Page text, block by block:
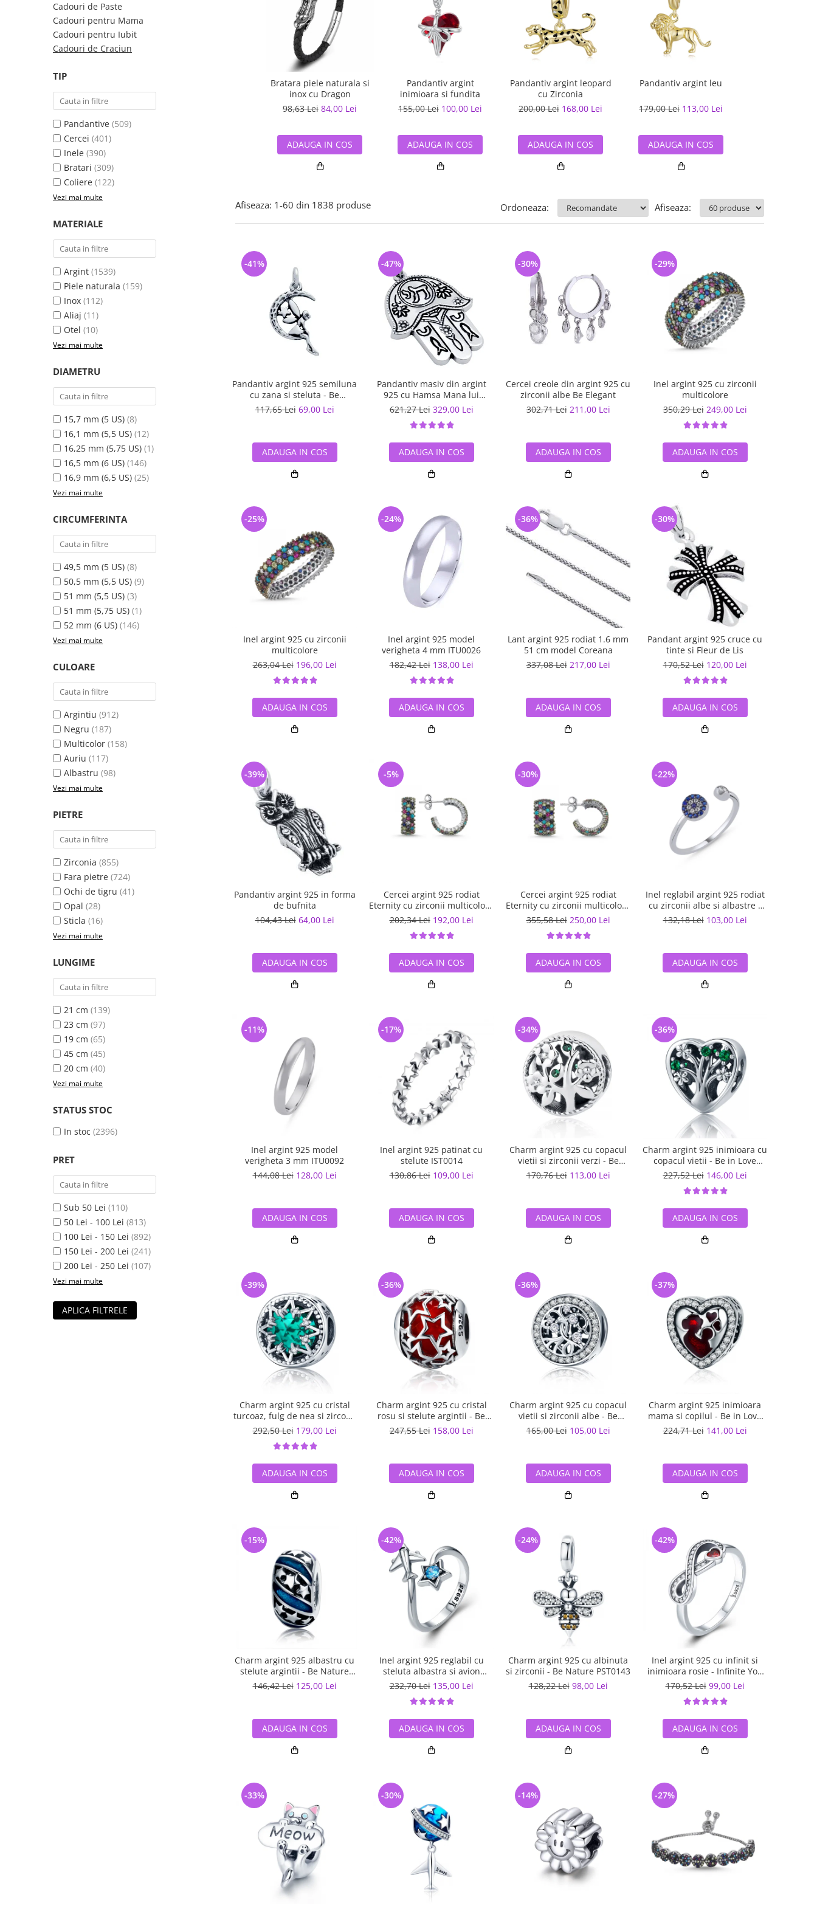
semipretioase
Bijuterii argint placat cu aur
Bijuterii argint cu diverse
Bijuterii argint cu murano
Bijuterii de Lux
Bijuterii gotice si rock
Bijuterii Handmade
Bijuterii fantezie
Casete si cutii de bijuterii
Bijuterii tungsten
Accesorii Piele
Solutii si lavete de curatare
bijuterii argint
Cadouri de Paste
Cadouri pentru Mama
Cadouri pentru Iubit
Cadouri de Craciun
TIP
Pandantive (509)
Cercei (401)
Inele (390)
Bratari (309)
Coliere (122)
Vezi mai multe
MATERIALE
Argint (1539)
Piele naturala (159)
Inox (112)
Aliaj (11)
Otel (10)
Vezi mai multe
DIAMETRU
15,7 mm (5 US) (8)
16,1 mm (5,5 US) (12)
16,25 mm (5,75 US) (1)
16,5 mm (6 US) (146)
16,9 mm (6,5 US) (25)
Vezi mai multe
CIRCUMFERINTA
49,5 mm (5 US) (8)
50,5 mm (5,5 US) (9)
51 mm (5,5 US) (3)
51 mm (5,75 US) (1)
52 mm (6 US) (146)
Vezi mai multe
CULOARE
Argintiu (912)
Negru (187)
Multicolor (158)
Auriu (117)
Albastru (98)
Vezi mai multe
PIETRE
Zirconia (855)
Fara pietre (724)
Ochi de tigru (41)
Opal (28)
Sticla (16)
Vezi mai multe
LUNGIME
21 cm (139)
23 cm (97)
19 cm (65)
45 cm (45)
20 cm (40)
Vezi mai multe
STATUS STOC
In stoc (2396)
PRET
Sub 50 Lei (110)
50 Lei - 100 Lei (813)
100 Lei - 150 Lei (892)
150 Lei - 200 Lei (241)
200 Lei - 250 Lei (107)
Vezi mai multe
APLICA FILTRELE
Bratara piele naturala si
inox cu Dragon
98,63 Lei 84,00 Lei
ADAUGA IN COS
Pandantiv argint
inimioara si fundita
155,00 Lei 100,00 Lei
ADAUGA IN COS
Pandantiv argint leopard
cu Zirconia
200,00 Lei 168,00 Lei
ADAUGA IN COS
Pandantiv argint leu
179,00 Lei 113,00 Lei
ADAUGA IN COS
Afiseaza: 1-60 din 1838 produse Afiseaza:
Ordoneaza:
Pandantiv argint 925 semiluna
cu zana si steluta - Be
Fantastic PSX0560
117,65 Lei 69,00 Lei
-41%
ADAUGA IN COS
Pandantiv masiv din argint
925 cu Hamsa Mana lui
Fatima
621,27 Lei 329,00 Lei
-47%
ADAUGA IN COS
Cercei creole din argint 925 cu
zirconii albe Be Elegant
302,71 Lei 211,00 Lei
-30%
ADAUGA IN COS
Inel argint 925 cu zirconii
multicolore
350,29 Lei 249,00 Lei
-29%
ADAUGA IN COS
Inel argint 925 cu zirconii
multicolore
263,04 Lei 196,00 Lei
-25%
ADAUGA IN COS
Inel argint 925 model
verigheta 4 mm ITU0026
182,42 Lei 138,00 Lei
-24%
ADAUGA IN COS
Lant argint 925 rodiat 1.6 mm
51 cm model Coreana
337,08 Lei 217,00 Lei
-36%
ADAUGA IN COS
Pandant argint 925 cruce cu
tinte si Fleur de Lis
170,52 Lei 120,00 Lei
-30%
ADAUGA IN COS
Pandantiv argint 925 in forma
de bufnita
104,43 Lei 64,00 Lei
-39%
ADAUGA IN COS
Cercei argint 925 rodiat
Eternity cu zirconii multicolore
ETU0028
202,34 Lei 192,00 Lei
-5%
ADAUGA IN COS
Cercei argint 925 rodiat
Eternity cu zirconii multicolore
ETU0036
355,58 Lei 250,00 Lei
-30%
ADAUGA IN COS
Inel reglabil argint 925 rodiat
cu zirconii albe si albastre -
Be Elegant ITU0109
132,18 Lei 103,00 Lei
-22%
ADAUGA IN COS
Inel argint 925 model
verigheta 3 mm ITU0092
144,08 Lei 128,00 Lei
-11%
ADAUGA IN COS
Inel argint 925 patinat cu
stelute IST0014
130,86 Lei 109,00 Lei
-17%
ADAUGA IN COS
Charm argint 925 cu copacul
vietii si zirconii verzi - Be
Nature PST0059
170,76 Lei 113,00 Lei
-34%
ADAUGA IN COS
Charm argint 925 inimioara cu
copacul vietii - Be in Love
PST0105
227,52 Lei 146,00 Lei
-36%
ADAUGA IN COS
Charm argint 925 cu cristal
turcoaz, fulg de nea si zirconii
albe - Be Nature PST0110
292,50 Lei 179,00 Lei
-39%
ADAUGA IN COS
Charm argint 925 cu cristal
rosu si stelute argintii - Be
Nature PST0115
247,55 Lei 158,00 Lei
-36%
ADAUGA IN COS
Charm argint 925 cu copacul
vietii si zirconii albe - Be
Nature PST0120
165,00 Lei 105,00 Lei
-36%
ADAUGA IN COS
Charm argint 925 inimioara
mama si copilul - Be in Love
PST0122
224,71 Lei 141,00 Lei
-37%
ADAUGA IN COS
Charm argint 925 albastru cu
stelute argintii - Be Nature
PST0123
146,42 Lei 125,00 Lei
-15%
ADAUGA IN COS
Inel argint 925 reglabil cu
steluta albastra si avion
argintiu - Be Nature IST0047
232,70 Lei 135,00 Lei
-42%
ADAUGA IN COS
Charm argint 925 cu albinuta
si zirconii - Be Nature PST0143
128,22 Lei 98,00 Lei
-24%
ADAUGA IN COS
Inel argint 925 cu infinit si
inimioara rosie - Infinite You
IST0062
170,52 Lei 99,00 Lei
-42%
ADAUGA IN COS
-33% -30% -14% -27%